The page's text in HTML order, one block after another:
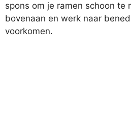
spons om je ramen schoon te
bovenaan en werk naar
voorkomen.